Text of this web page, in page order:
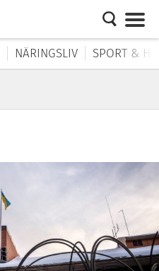
NÄRINGSLIV SPORT &